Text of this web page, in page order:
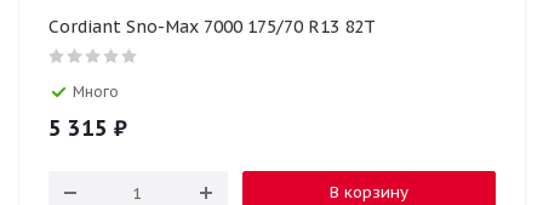
Cordiant Sno-Max 7000 175/70 R13 82T
Много
5 315 ₽
В корзину